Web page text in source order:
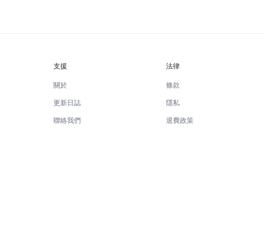
支援
關於
更新日誌
聯絡我們
法律
條款
隱私
退費政策